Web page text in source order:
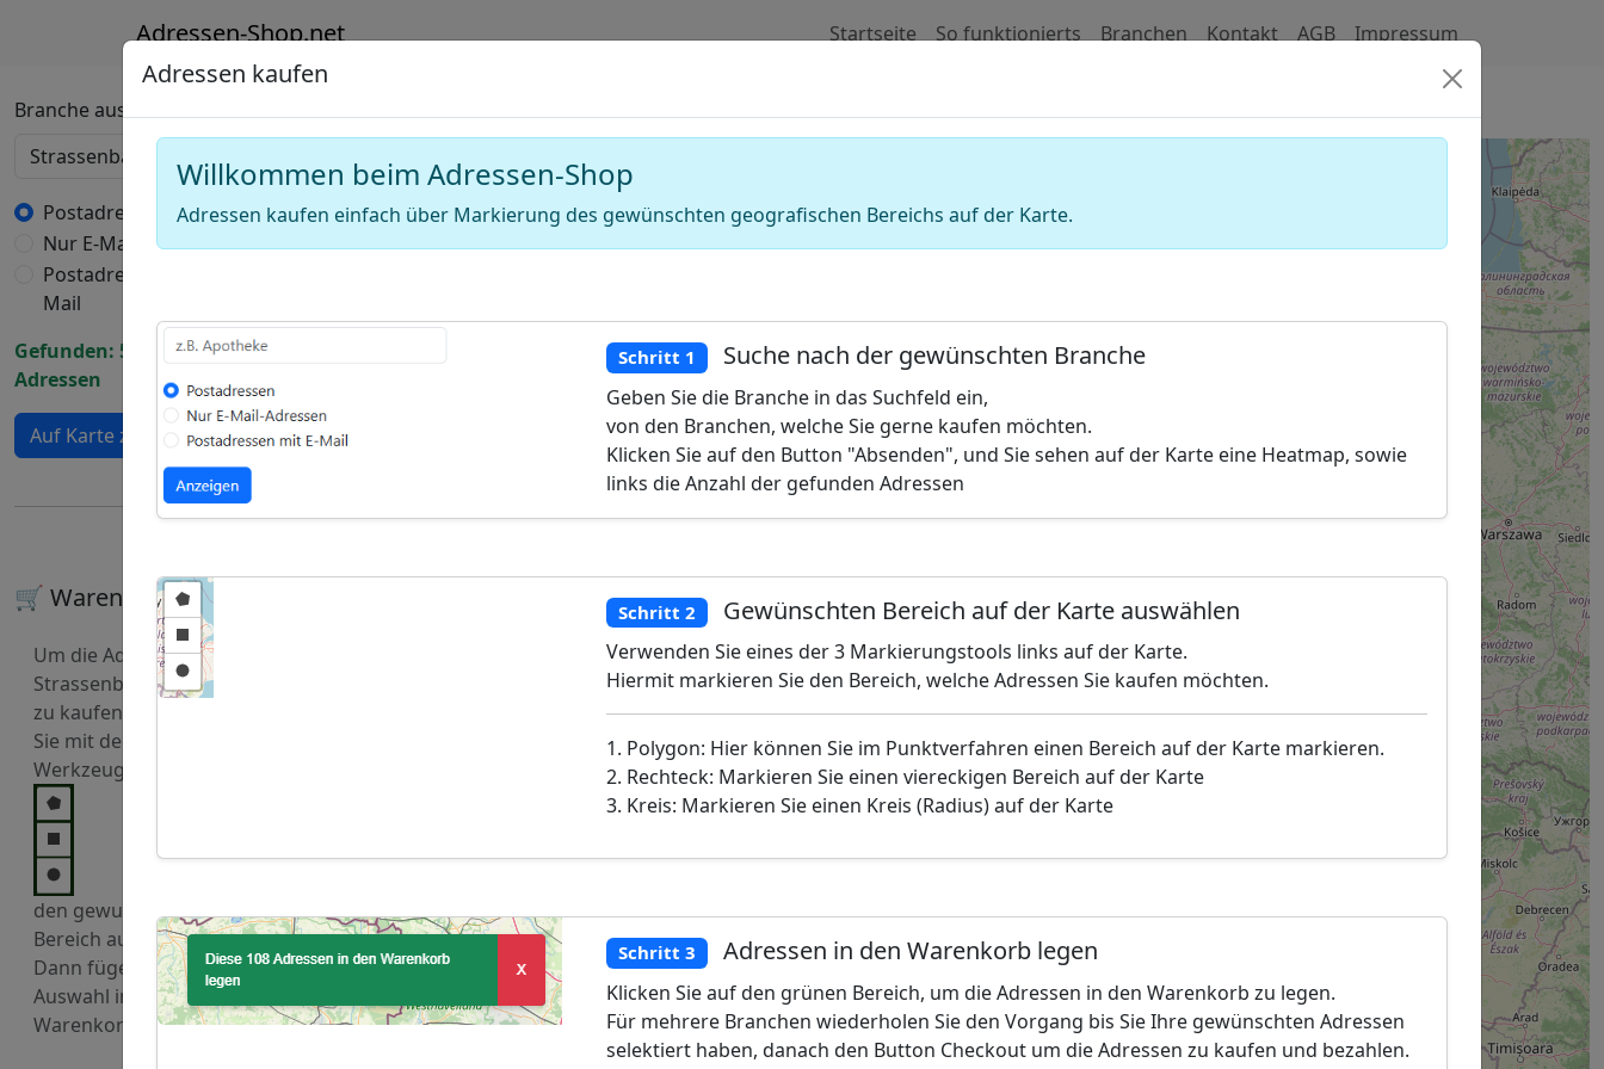
Adressen-Shop.net Startseite So funktionierts Branchen Kontakt AGB Impressum
Branche auswählen
Postadressen
Nur E-Mail-Adressen
Postadressen mit E-
Mail
Gefunden: 5227
Adressen
Auf Karte zeigen
🛒 Warenkorb
Um die Adressen von
Strassenbauunternehmen
zu kaufen, markieren
Sie mit den
Werkzeugen
den gewuenschten
Bereich auf der Karte.
Dann fügen Sie diese
Auswahl in den
Warenkorb hinzu.
Deutschland Karte für Adressen von Strassenbauunternehmen (Tiefbauunternehmen)
+
−
polygon
a
Draw
layers
Delete
Adressen kaufen
Willkommen beim Adressen-Shop
Adressen kaufen einfach über Markierung des gewünschten geografischen Bereichs auf der Karte.
Schritt 1 Suche nach der gewünschten Branche
Geben Sie die Branche in das Suchfeld ein,
von den Branchen, welche Sie gerne kaufen möchten.
Klicken Sie auf den Button "Absenden", und Sie sehen auf der Karte eine Heatmap, sowie
links die Anzahl der gefunden Adressen
Schritt 2 Gewünschten Bereich auf der Karte auswählen
Verwenden Sie eines der 3 Markierungstools links auf der Karte.
Hiermit markieren Sie den Bereich, welche Adressen Sie kaufen möchten.
1. Polygon: Hier können Sie im Punktverfahren einen Bereich auf der Karte markieren.
2. Rechteck: Markieren Sie einen viereckigen Bereich auf der Karte
3. Kreis: Markieren Sie einen Kreis (Radius) auf der Karte
Schritt 3 Adressen in den Warenkorb legen
Klicken Sie auf den grünen Bereich, um die Adressen in den Warenkorb zu legen.
Für mehrere Branchen wiederholen Sie den Vorgang bis Sie Ihre gewünschten Adressen
selektiert haben, danach den Button Checkout um die Adressen zu kaufen und bezahlen.